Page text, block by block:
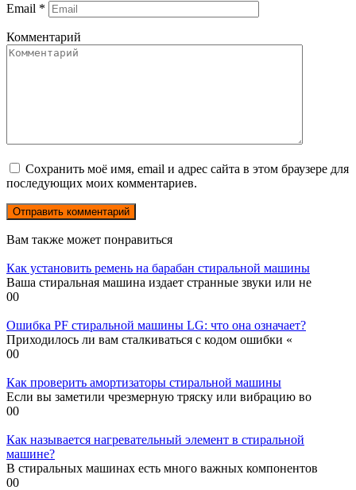
Email *
Комментарий
Сохранить моё имя, email и адрес сайта в этом браузере для
последующих моих комментариев.
Вам также может понравиться
Как установить ремень на барабан стиральной машины
Ваша стиральная машина издает странные звуки или не
00
Ошибка PF стиральной машины LG: что она означает?
Приходилось ли вам сталкиваться с кодом ошибки «
00
Как проверить амортизаторы стиральной машины
Если вы заметили чрезмерную тряску или вибрацию во
00
Как называется нагревательный элемент в стиральной
машине?
В стиральных машинах есть много важных компонентов
00